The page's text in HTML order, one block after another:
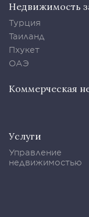
Недвижимость
Турция
Таиланд
Пхукет
ОАЭ
Коммерческая
Услуги
Управление
недвижимостью